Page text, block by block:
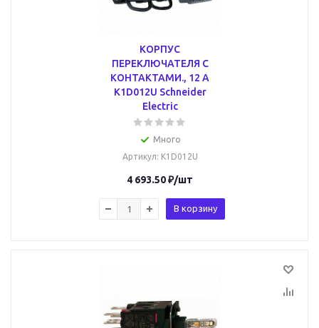
КОРПУС
ПЕРЕКЛЮЧАТЕЛЯ С
КОНТАКТАМИ., 12 А
K1D012U Schneider
Electric
Много
Артикул: K1D012U
4 693.50₽/шт
В корзину